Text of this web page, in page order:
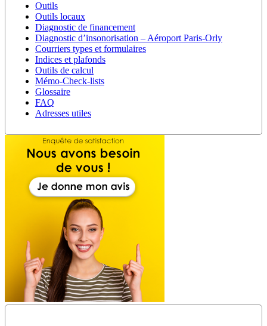
Outils
Outils locaux
Diagnostic de financement
Diagnostic d’insonorisation – Aéroport Paris-Orly
Courriers types et formulaires
Indices et plafonds
Outils de calcul
Mémo-Check-lists
Glossaire
FAQ
Adresses utiles